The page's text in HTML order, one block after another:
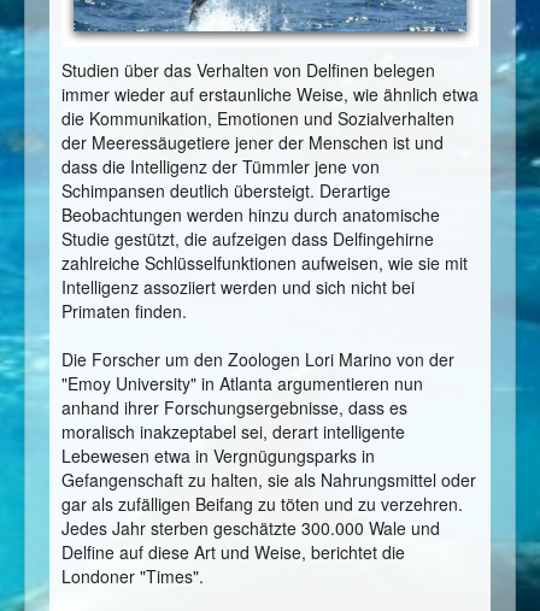
Studien über das Verhalten von Delfinen belegen
immer wieder auf erstaunliche Weise, wie ähnlich etwa
die Kommunikation, Emotionen und Sozialverhalten
der Meeressäugetiere jener der Menschen ist und
dass die Intelligenz der Tümmler jene von
Schimpansen deutlich übersteigt. Derartige
Beobachtungen werden hinzu durch anatomische
Studie gestützt, die aufzeigen dass Delfingehirne
zahlreiche Schlüsselfunktionen aufweisen, wie sie mit
Intelligenz assoziiert werden und sich nicht bei
Primaten finden.
Die Forscher um den Zoologen Lori Marino von der
"Emoy University" in Atlanta argumentieren nun
anhand ihrer Forschungsergebnisse, dass es
moralisch inakzeptabel sei, derart intelligente
Lebewesen etwa in Vergnügungsparks in
Gefangenschaft zu halten, sie als Nahrungsmittel oder
gar als zufälligen Beifang zu töten und zu verzehren.
Jedes Jahr sterben geschätzte 300.000 Wale und
Delfine auf diese Art und Weise, berichtet die
Londoner "Times".